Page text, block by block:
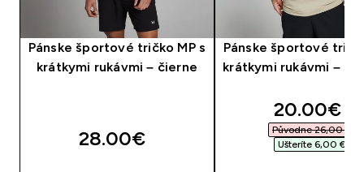
Pánske športové tričko MP s
krátkymi rukávmi – čierne
28.00€‎
Pánske športové
krátkymi rukávmi –
20.00€‎
Původne 26,00 €‎
Ušteríte 6,00 €‎